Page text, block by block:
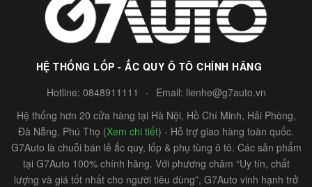
HỆ THỐNG LỐP - ẮC QUY Ô TÔ CHÍNH HÃNG
Hotline: 0848911111 - Email: lienhe@g7auto.vn
Hệ thống hơn 20 cửa hàng tại Hà Nội, Hồ Chí Minh, Hải Phòng,
Đà Nẵng, Phú Thọ (Xem chi tiết) - Hỗ trợ giao hàng toàn quốc.
G7Auto là chuỗi bán lẻ ắc quy, lốp & phụ tùng ô tô. Các sản phẩm
tại G7Auto 100% chính hãng. Với phương châm “Uy tín, chất
lượng và giá tốt nhất cho người tiêu dùng”, G7Auto vinh hạnh trở